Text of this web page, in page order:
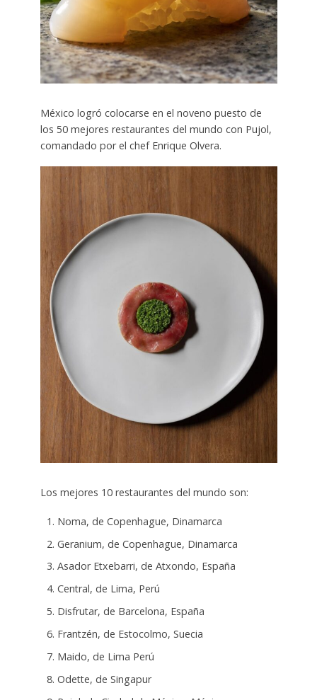
México logró colocarse en el noveno puesto de
los 50 mejores restaurantes del mundo con Pujol,
comandado por el chef Enrique Olvera.
Los mejores 10 restaurantes del mundo son:
Noma, de Copenhague, Dinamarca
Geranium, de Copenhague, Dinamarca
Asador Etxebarri, de Atxondo, España
Central, de Lima, Perú
Disfrutar, de Barcelona, España
Frantzén, de Estocolmo, Suecia
Maido, de Lima Perú
Odette, de Singapur